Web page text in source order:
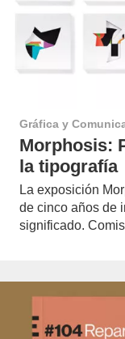
Gráfica y
Morphosis:
la tipografía
La exposición
de cinco años de
significado.